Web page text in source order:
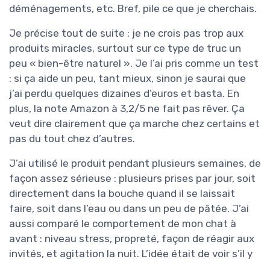
déménagements, etc. Bref, pile ce que je cherchais.
Je précise tout de suite : je ne crois pas trop aux
produits miracles, surtout sur ce type de truc un
peu « bien-être naturel ». Je l’ai pris comme un test
: si ça aide un peu, tant mieux, sinon je saurai que
j’ai perdu quelques dizaines d’euros et basta. En
plus, la note Amazon à 3,2/5 ne fait pas rêver. Ça
veut dire clairement que ça marche chez certains et
pas du tout chez d’autres.
J’ai utilisé le produit pendant plusieurs semaines, de
façon assez sérieuse : plusieurs prises par jour, soit
directement dans la bouche quand il se laissait
faire, soit dans l’eau ou dans un peu de pâtée. J’ai
aussi comparé le comportement de mon chat à
avant : niveau stress, propreté, façon de réagir aux
invités, et agitation la nuit. L’idée était de voir s’il y